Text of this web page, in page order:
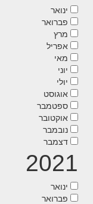
ינואר
פברואר
מרץ
אפריל
מאי
יוני
יולי
אוגוסט
ספטמבר
אוקטובר
נובמבר
דצמבר
2021
ינואר
פברואר